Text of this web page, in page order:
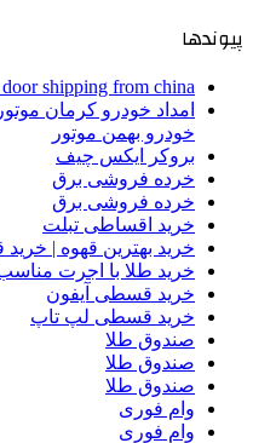
پیوندها
shipping from china
امداد خودرو کرمان
خودرو بهمن موتور
بروکر ایکس چیف
خرده فروشی برق
خرده فروشی برق
خرید اقساطی تبلت
خرید بهترین قهوه | خرید
خرید طلا با اجرت
خرید قسطی آیفون
خرید قسطی لپ تاپ
صندوق طلا
صندوق طلا
صندوق طلا
وام فوری
وام فوری